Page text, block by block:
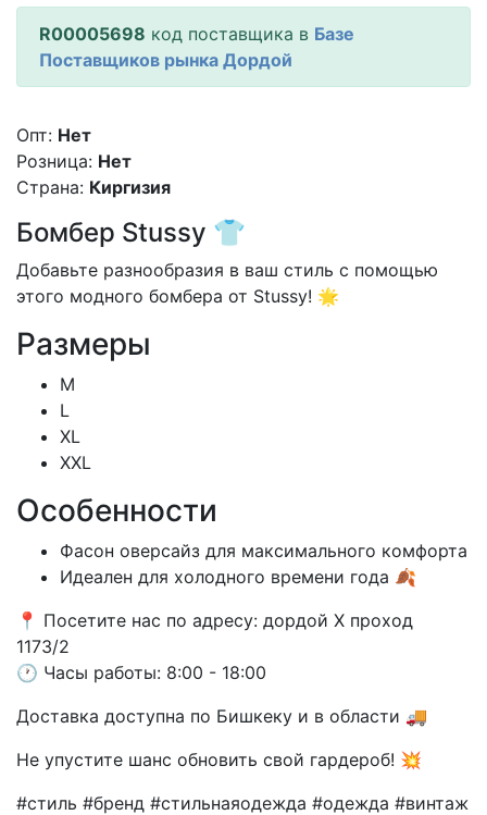
R00005698 код поставщика в Базе
Поставщиков рынка Дордой
Опт: Нет
Розница: Нет
Страна: Киргизия
Бомбер Stussy 👕
Добавьте разнообразия в ваш стиль с помощью
этого модного бомбера от Stussy! 🌟
Размеры
M
L
XL
XXL
Особенности
Фасон оверсайз для максимального комфорта
Идеален для холодного времени года 🍂
📍 Посетите нас по адресу: дордой X проход
1173/2
🕐 Часы работы: 8:00 - 18:00
Доставка доступна по Бишкеку и в области 🚚
Не упустите шанс обновить свой гардероб! 💥
#стиль #бренд #стильнаяодежда #одежда #винтаж